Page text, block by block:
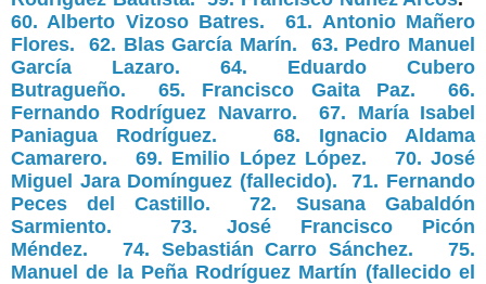
60. Alberto Vizoso Batres.
61. Antonio Mañero
Flores.
62. Blas García Marín.
63. Pedro Manuel
García Lazaro.
64. Eduardo Cubero
Butragueño.
65. Francisco Gaita Paz.
66.
Fernando Rodríguez Navarro.
67. María Isabel
Paniagua Rodríguez.
68. Ignacio Aldama
Camarero.
69. Emilio López López.
70. José
Miguel Jara Domínguez (fallecido).
71. Fernando
Peces del Castillo.
72. Susana Gabaldón
Sarmiento.
73. José Francisco Picón
Méndez.
74. Sebastián Carro Sánchez. 75.
Manuel de la Peña Rodríguez Martín (fallecido el